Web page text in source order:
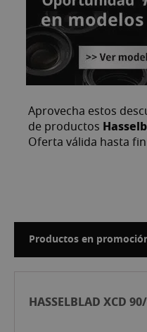
Aprovecha estos
de productos
Oferta válida hasta
Productos en
HASSELBLAD XCD